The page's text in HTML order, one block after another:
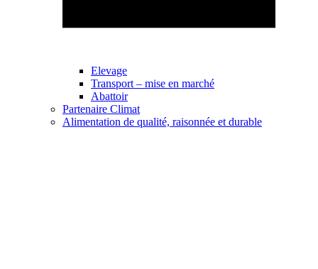
Elevage
Transport – mise en marché
Abattoir
Partenaire Climat
Alimentation de qualité, raisonnée et durable